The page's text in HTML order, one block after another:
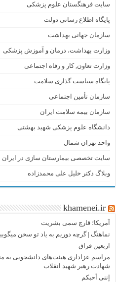
سایت فرهنگستان علوم پزشکی
پایگاه اطلاع رسانی دولت
سازمان جهانی بهداشت
وزارت بهداشت، درمان و آموزش پزشکی
وزارت تعاون, کار و رفاه اجتماعی
پایگاه سیاست گذاری سلامت
سازمان تأمین اجتماعی
سازمان بیمه سلامت ایران
دانشگاه علوم پزشکی شهید بهشتی
واحد تهران شمال
سایت تخصصی بیمارستان سازی در ایران
وبلاگ دکتر خلیل علی محمدزاده
khamenei.ir
آمریکا؛ قارچ سمی بشریت
نماهنگ |‌ گرچه دوریم به یاد تو سخن
اربعین فراق
مراسم عزاداری هیئت‌های دانشجویی به
شهادت رهبر شهید انقلاب
إننی أحبکم